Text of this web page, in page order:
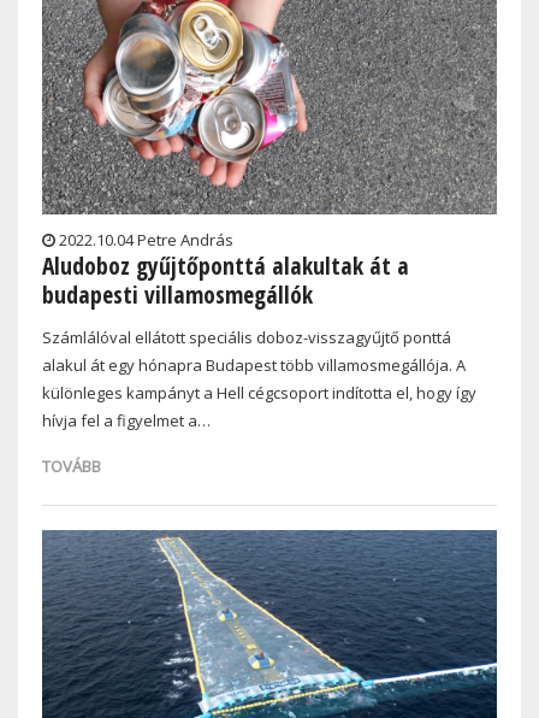
2022.10.04 Petre András
Aludoboz gyűjtőponttá alakultak át a
budapesti villamosmegállók
Számlálóval ellátott speciális doboz-visszagyűjtő ponttá
alakul át egy hónapra Budapest több villamosmegállója. A
különleges kampányt a Hell cégcsoport indította el, hogy így
hívja fel a figyelmet a…
TOVÁBB